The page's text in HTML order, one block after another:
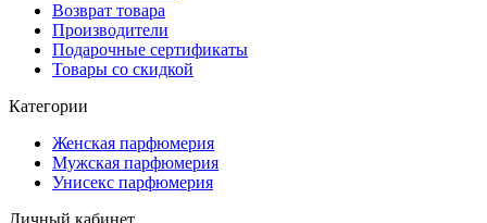
Возврат товара
Производители
Подарочные сертификаты
Товары со скидкой
Категории
Женская парфюмерия
Мужская парфюмерия
Унисекс парфюмерия